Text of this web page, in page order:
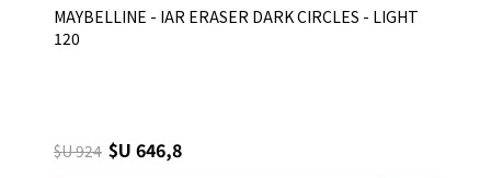
MAYBELLINE - IAR ERASER DARK CIRCLES - LIGHT
120
$U 924 $U 646,8